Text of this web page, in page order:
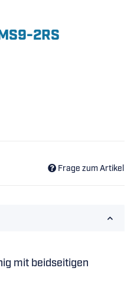
2RS
Frage zum Artikel
mit beidseitigen